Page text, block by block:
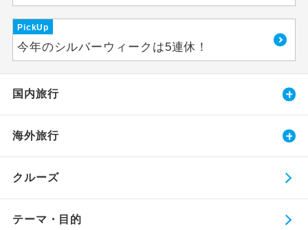
PickUp
今年のシルバーウィークは5連休！
国内旅行
海外旅行
クルーズ
テーマ・目的